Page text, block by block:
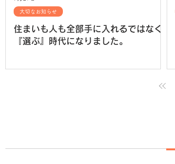
住まいも人も全部手に入れるではなく
『選ぶ』時代になりました。
大切なお知らせ